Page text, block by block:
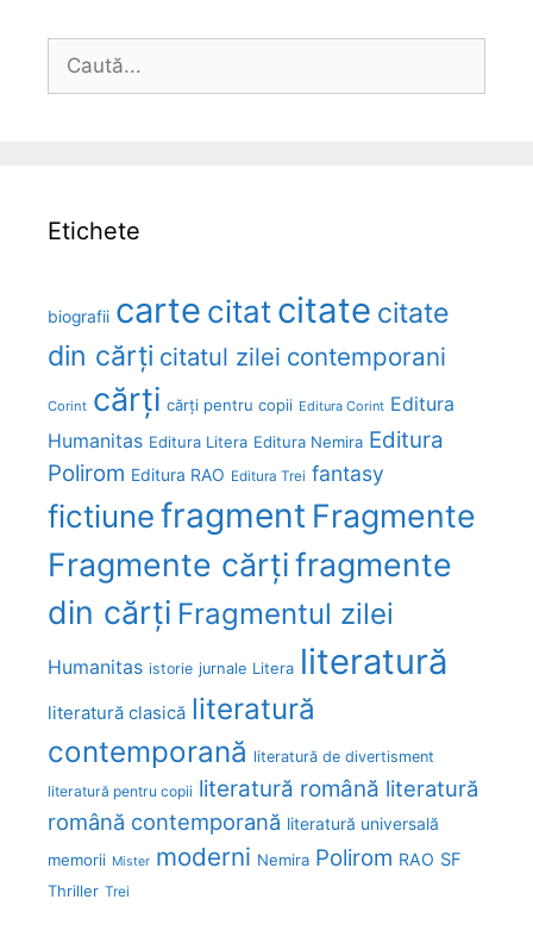
după:
Etichete
biografii carte citatcitate citate
din cărți citatul zilei contemporani
Corint cărți cărți pentru copii Editura Corint Editura
Humanitas Editura Litera Editura Nemira Editura
Polirom Editura RAO Editura Trei fantasy
fictiunefragment Fragmente
Fragmente cărțifragmente
din cărți Fragmentul zilei
Humanitas istorie jurnale Litera literatură
literatură clasică literatură
contemporană literatură de divertisment
literatură pentru copii literatură română literatură
română contemporană literatură universală
memorii Mister moderni Nemira Polirom RAO SF
Thriller Trei